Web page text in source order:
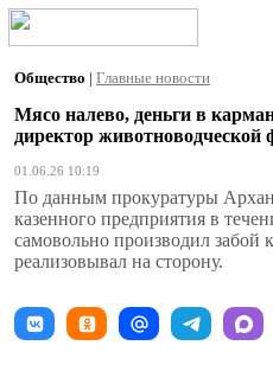
Общество | Главные новости
Мясо налево, деньги в
директор животноводческой
01.06.26 10:19
По данным прокуратуры
казенного предприятия в
самовольно производил забой
реализовывал на сторону.